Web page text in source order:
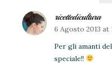
ricettedicultura
6 Agosto 2013 at
Per gli amanti
speciale!!